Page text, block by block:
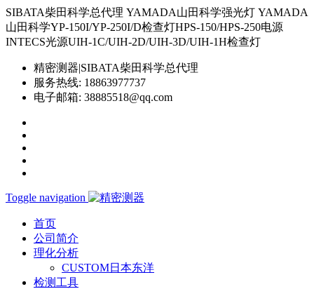
SIBATA柴田科学总代理 YAMADA山田科学强光灯 YAMADA
山田科学YP-150I/YP-250I/D检查灯HPS-150/HPS-250电源
INTECS光源UIH-1C/UIH-2D/UIH-3D/UIH-1H检查灯
精密测器|SIBATA柴田科学总代理
服务热线: 18863977737
电子邮箱: 38885518@qq.com
Toggle navigation
首页
公司简介
理化分析
CUSTOM日本东洋
检测工具